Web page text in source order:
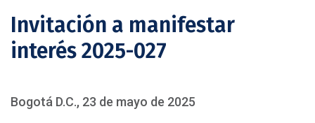
Invitación a manifestar
interés 2025-027
Bogotá D.C., 23 de mayo de 2025